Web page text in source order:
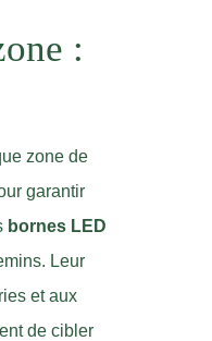
:
zone de
garantir
bornes LED
Leur
et aux
de cibler